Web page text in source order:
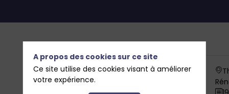
Toutes les
Sessions
A propos des cookies sur ce site
Ce site utilise des cookies visant à améliorer
votre expérience.